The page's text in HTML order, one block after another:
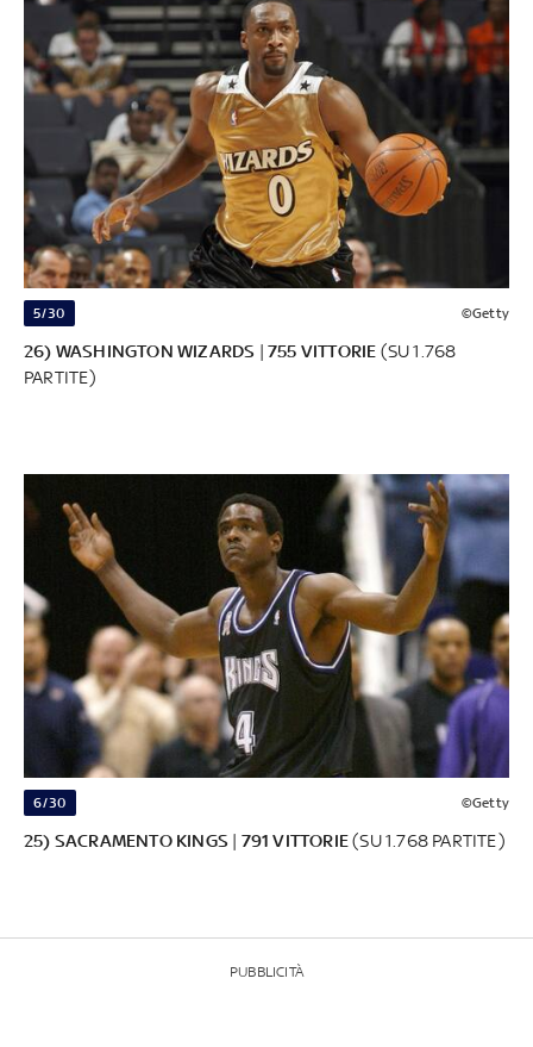
5/30 ©Getty
26) WASHINGTON WIZARDS |755 VITTORIE (SU 1.768
PARTITE)
6/30 ©Getty
25) SACRAMENTO KINGS | 791 VITTORIE(SU 1.768 PARTITE)
PUBBLICITÀ